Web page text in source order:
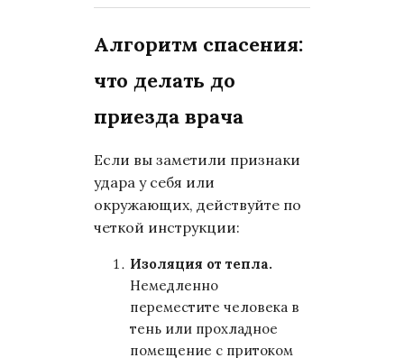
Алгоритм спасения:
что делать до
приезда врача
Если вы заметили признаки
удара у себя или
окружающих, действуйте по
четкой инструкции:
Изоляция от тепла.
Немедленно
переместите человека в
тень или прохладное
помещение с притоком